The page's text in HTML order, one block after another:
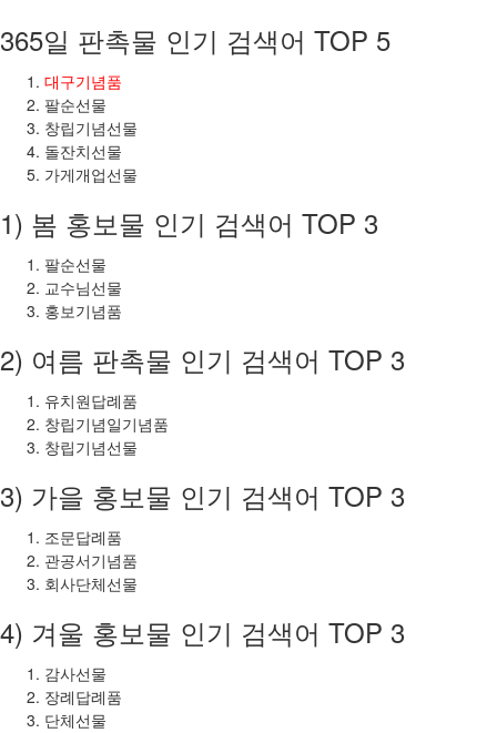
365일 판촉물 인기 검색어 TOP 5
대구기념품
팔순선물
창립기념선물
돌잔치선물
가게개업선물
1) 봄 홍보물 인기 검색어 TOP 3
팔순선물
교수님선물
홍보기념품
2) 여름 판촉물 인기 검색어 TOP 3
유치원답례품
창립기념일기념품
창립기념선물
3) 가을 홍보물 인기 검색어 TOP 3
조문답례품
관공서기념품
회사단체선물
4) 겨울 홍보물 인기 검색어 TOP 3
감사선물
장례답례품
단체선물